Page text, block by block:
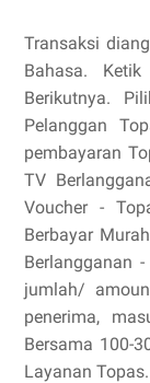
Transaksi
Bahasa.
Berikutnya.
Pelanggan
pembayaran
TV
Voucher -
Berbayar
Berlangganan
jumlah/
penerima,
Bersama 100-
Layanan